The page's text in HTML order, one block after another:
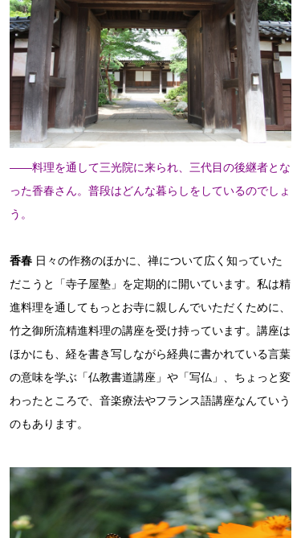
――料理を通して三光院に来られ、三代目の後継者とな
った香春さん。普段はどんな暮らしをしているのでしょ
う。
香春 日々の作務のほかに、禅について広く知っていた
だこうと「寺子屋塾」を定期的に開いています。私は精
進料理を通してもっとお寺に親しんでいただくために、
竹之御所流精進料理の講座を受け持っています。講座は
ほかにも、経を書き写しながら経典に書かれている言葉
の意味を学ぶ「仏教書道講座」や「写仏」、ちょっと変
わったところで、音楽療法やフランス語講座なんていう
のもあります。